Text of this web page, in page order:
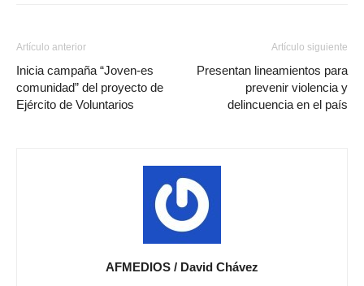
Artículo anterior
Inicia campaña “Joven-es
comunidad” del proyecto de
Ejército de Voluntarios
Artículo siguiente
Presentan lineamientos para
prevenir violencia y
delincuencia en el país
AFMEDIOS / David Chávez